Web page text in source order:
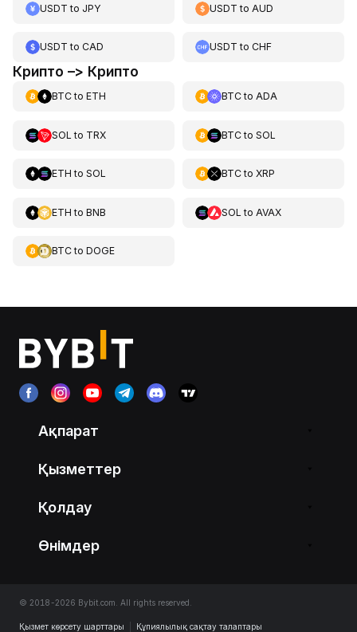
USDT to JPY USDT to AUD
USDT to CAD USDT toCHF
Крипто –> Крипто
BTCto ETH BTCto ADA
SOL to TRX BTCto SOL
ETH to SOL BTCto XRP
ETH to BNB SOL to AVAX
BTCto DOGE
Ақпарат
Қызметтер
Қолдау
Өнімдер
© 2018-2026 Bybit.com. All rights reserved.
Қызмет көрсету шарттары Құпиялылық сақтау талаптары